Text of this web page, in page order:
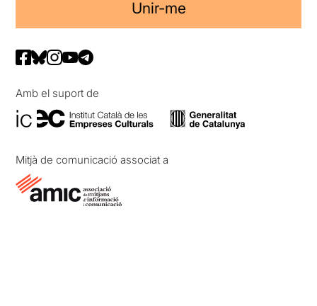
Unir-me
Amb el suport de
Mitjà de comunicació associat a